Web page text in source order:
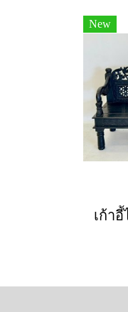
New